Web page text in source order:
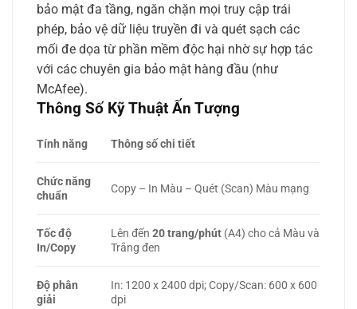
bảo mật đa tầng, ngăn chặn mọi truy cập trái
phép, bảo vệ dữ liệu truyền đi và quét sạch các
mối đe dọa từ phần mềm độc hại nhờ sự hợp tác
với các chuyên gia bảo mật hàng đầu (như
McAfee).
Thông Số Kỹ Thuật Ấn Tượng
Tính năng Thông số chi tiết
Chức năng
chuẩn
Copy – In Màu – Quét (Scan) Màu mạng
Tốc độ
In/Copy
Lên đến20 trang/phút (A4) cho cả Màu và
Trắng đen
Độ phân
giải
In: 1200 x 2400 dpi; Copy/Scan: 600 x 600
dpi